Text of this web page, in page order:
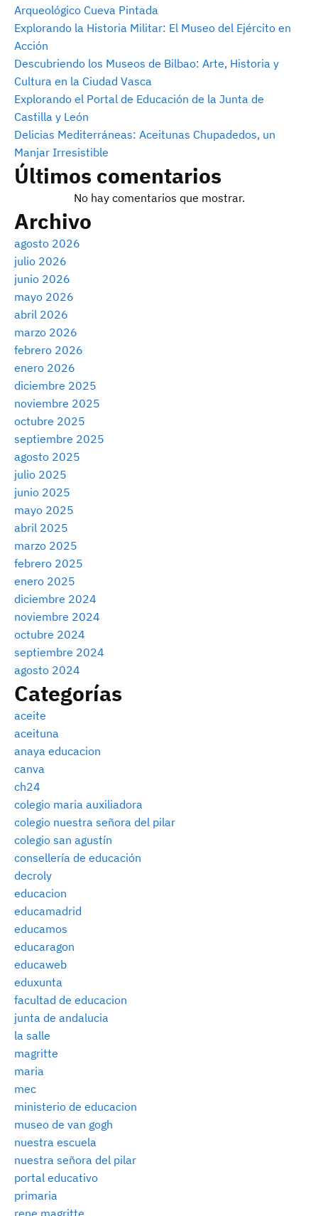
Arqueológico Cueva Pintada
Explorando la Historia Militar: El Museo del Ejército en
Acción
Descubriendo los Museos de Bilbao: Arte, Historia y
Cultura en la Ciudad Vasca
Explorando el Portal de Educación de la Junta de
Castilla y León
Delicias Mediterráneas: Aceitunas Chupadedos, un
Manjar Irresistible
Últimos comentarios
No hay comentarios que mostrar.
Archivo
agosto 2026
julio 2026
junio 2026
mayo 2026
abril 2026
marzo 2026
febrero 2026
enero 2026
diciembre 2025
noviembre 2025
octubre 2025
septiembre 2025
agosto 2025
julio 2025
junio 2025
mayo 2025
abril 2025
marzo 2025
febrero 2025
enero 2025
diciembre 2024
noviembre 2024
octubre 2024
septiembre 2024
agosto 2024
Categorías
aceite
aceituna
anaya educacion
canva
ch24
colegio maria auxiliadora
colegio nuestra señora del pilar
colegio san agustín
consellería de educación
decroly
educacion
educamadrid
educamos
educaragon
educaweb
eduxunta
facultad de educacion
junta de andalucia
la salle
magritte
maria
mec
ministerio de educacion
museo de van gogh
nuestra escuela
nuestra señora del pilar
portal educativo
primaria
rene magritte